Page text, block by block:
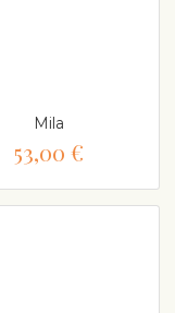
Mila
53,00 €